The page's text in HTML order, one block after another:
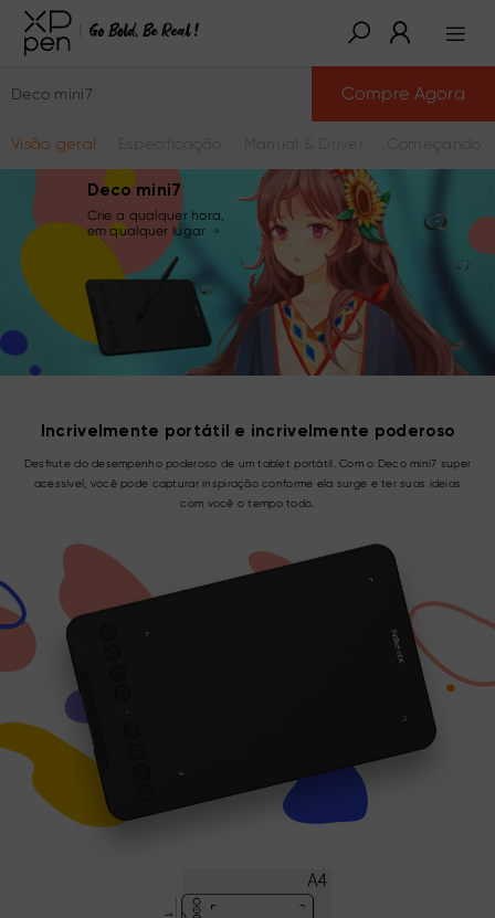
Deco mini7
Visão geral
Compre Agora
Deco mini7
Crie a qualquer hora,
em qualquer lugar
Incrivelmente portátil e incrivelmente poderoso
Desfrute do desempenho poderoso de um tablet portátil. Com o Deco mini7 super
acessível, você pode capturar inspiração conforme ela surge e ter suas ideias
com você o tempo todo.